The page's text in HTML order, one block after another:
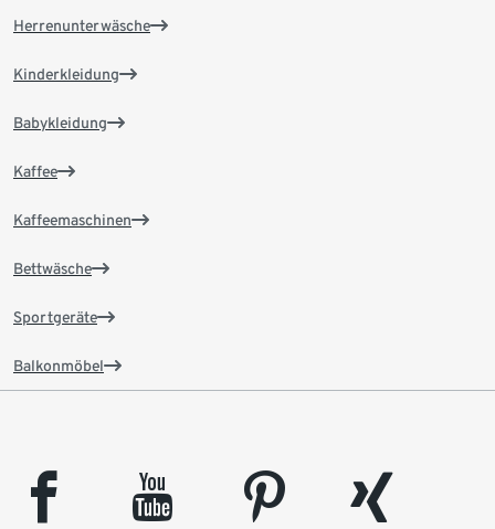
Herrenunterwäsche
Kinderkleidung
Babykleidung
Kaffee
Kaffeemaschinen
Bettwäsche
Sportgeräte
Balkonmöbel
facebook youtube pinterest
xing